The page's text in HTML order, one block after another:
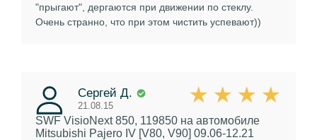
"прыгают", дергаются при движении по стеклу.
Очень странно, что при этом чистить успевают))
Сергей Д.
21.08.15
SWF VisioNext 850, 119850 на автомобиле
Mitsubishi Pajero IV [V80, V90] 09.06-12.21